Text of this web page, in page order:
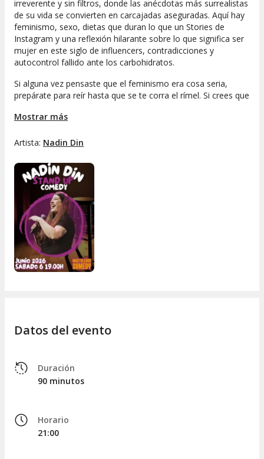
irreverente y sin filtros, donde las anécdotas más surrealistas
de su vida se convierten en carcajadas aseguradas. Aquí hay
feminismo, sexo, dietas que duran lo que un Stories de
Instagram y una reflexión hilarante sobre lo que significa ser
mujer en este siglo de influencers, contradicciones y
autocontrol fallido ante los carbohidratos.
Si alguna vez pensaste que el feminismo era cosa seria,
prepárate para reír hasta que se te corra el rímel. Si crees que
desmontarte el cuento. Y si te gusta Gwyneth Paltrow...
algo peor que ser mujer en la sociedad actual, es ser mujer
sin entrada para este show.
Mostrar más
Artista: Nadin Din
Datos del evento
Duración
90 minutos
Horario
21:00